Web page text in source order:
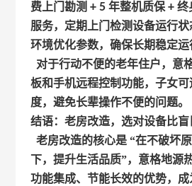
费上门勘测 + 5 年整机质保 + 终
服务，定期上门检测设备运行
环境优化参数，确保长期稳定运
对于行动不便的老年住户，意
板和手机远程控制功能，子女
度，避免长辈操作不便的问题。
结语：老房改造，选对设备比
老房改造的核心是 “在不破坏
下，提升生活品质”，意格地源
功能集成、节能长效的优势，